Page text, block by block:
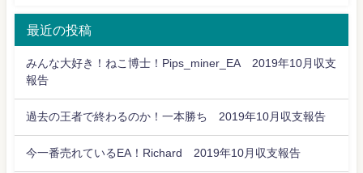
最近の投稿
みんな大好き！ねこ博士！Pips_miner_EA 2019年10月収支
報告
過去の王者で終わるのか！一本勝ち 2019年10月収支報告
今一番売れているEA！Richard 2019年10月収支報告